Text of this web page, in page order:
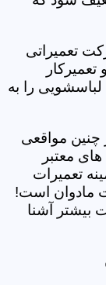
تعمیراتی
را به
چنین مواقعی
معتبر
تعمیرات
مادوان است!
بیشتر آشنا